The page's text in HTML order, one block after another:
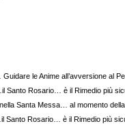
le Anime all’avversione al
Santo Rosario… è il Rimedio più
Santa Messa… al momento
Santo Rosario… è il Rimedio più